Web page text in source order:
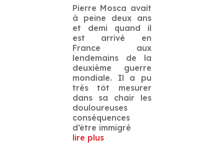
Pierre Mosca avait
à peine deux ans
et demi quand il
est arrivé en
France aux
lendemains de la
deuxième guerre
mondiale. Il a pu
très tôt mesurer
dans sa chair les
douloureuses
conséquences
d’être immigré
lire plus